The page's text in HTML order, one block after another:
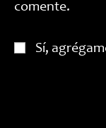
comente.
Sí,